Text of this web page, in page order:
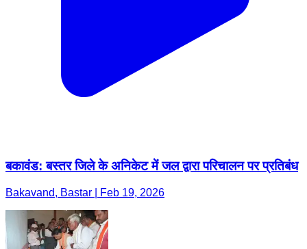
बकावंड: बस्तर जिले के अनिकेट में जल द्वारा परिचालन पर प्रतिबंध
Bakavand, Bastar | Feb 19, 2026